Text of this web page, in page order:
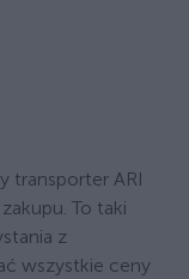
transporter ARI
To taki
z
wszystkie ceny